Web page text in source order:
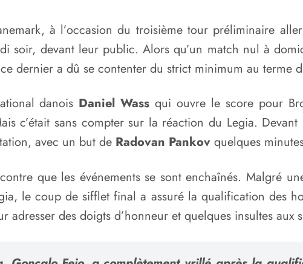
à l’occasion du troisième tour préliminaire
soir, devant leur public. Alors qu’un match nul à
dernier a dû se contenter du strict minimum au terme
danois Daniel Wass qui ouvre le score pour
c’était sans compter sur la réaction du Legia.
avec un but de Radovan Pankov quelques
que les événements se sont enchaînés. Malgré
le coup de sifflet final a assuré la qualification des
adresser des doigts d’honneur et quelques insultes aux